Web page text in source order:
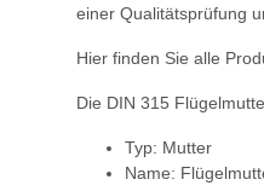
einer Qualitätsprüfung
Hier finden Sie alle
Die DIN 315
Typ: Mutter
Name: